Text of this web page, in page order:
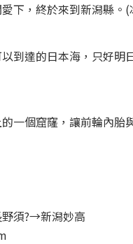
下，終於來到新潟縣。(
到達的日本海，只好明
一個窟窿，讓前輪內胎
須?→新潟妙高